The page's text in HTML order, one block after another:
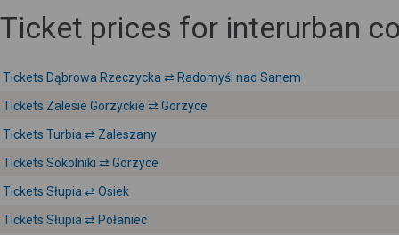
Ticket prices for interurban
Tickets Dąbrowa Rzeczycka ⇄ Radomyśl nad Sanem
Tickets Zalesie Gorzyckie ⇄ Gorzyce
Tickets Turbia ⇄ Zaleszany
Tickets Sokolniki ⇄ Gorzyce
Tickets Słupia ⇄ Osiek
Tickets Słupia ⇄ Połaniec